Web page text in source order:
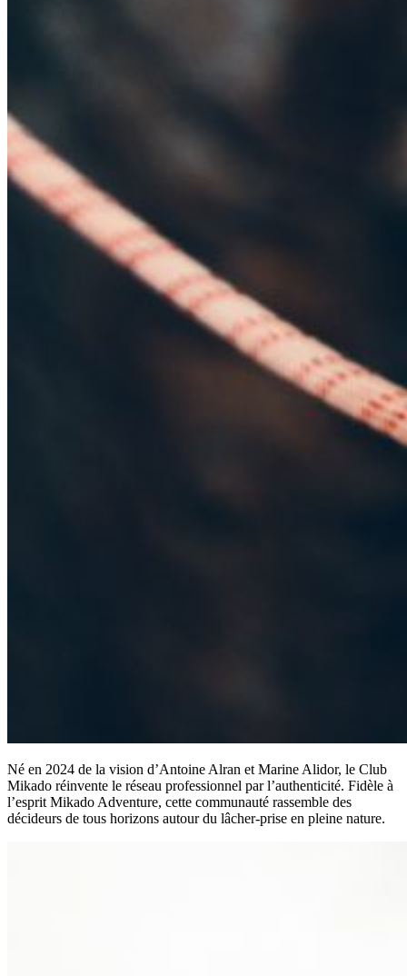
Né en 2024 de la vision d’Antoine Alran et Marine Alidor, le Club
Mikado réinvente le réseau professionnel par l’authenticité. Fidèle à
l’esprit Mikado Adventure, cette communauté rassemble des
décideurs de tous horizons autour du lâcher-prise en pleine nature.